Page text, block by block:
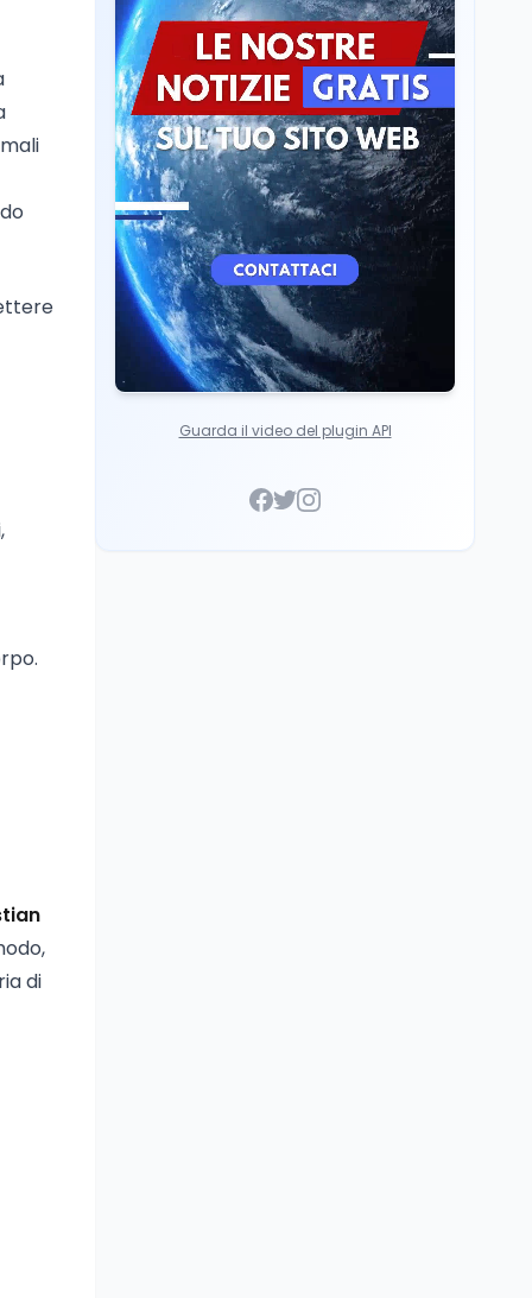
di
incontrato due studenti
palestinesi giunti da
Gaza che hanno
superato la Maturità in
Scuola5 ago
Maturità 2026, 100 e
lode da record: 14.123
diplomi con voto
massimo
Guarda il video del plugin API